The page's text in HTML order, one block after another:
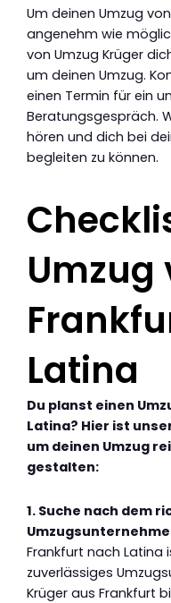
Um deinen Umzug
angenehm wie
von Umzug Krüger
um deinen Umzug.
einen Termin für ein
Beratungsgespräch.
hören und dich bei
begleiten zu können.
Umzug
Latina
Du planst einen
Latina? Hier ist
um deinen Umzug
gestalten:
1. Suche nach dem
Frankfurt nach Latina
zuverlässiges
Krüger aus Frankfurt